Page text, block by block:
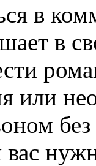
в
в
или